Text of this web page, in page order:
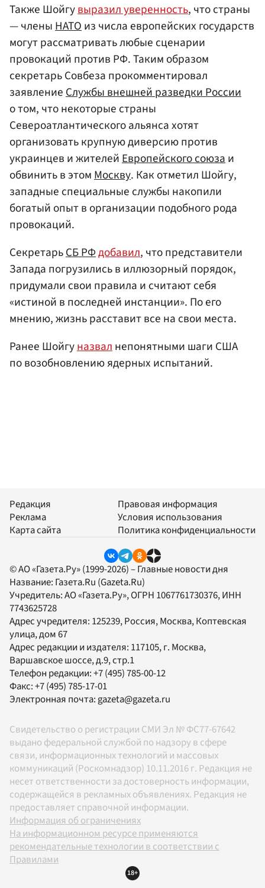
Также Шойгувыразил уверенность, что страны
— члены НАТО из числа европейских государств
могут рассматривать любые сценарии
провокаций против РФ. Таким образом
секретарь Совбеза прокомментировал
заявление Службы внешней разведки России
о том, что некоторые страны
Североатлантического альянса хотят
организовать крупную диверсию против
украинцев и жителей Европейского союза и
обвинить в этом Москву. Как отметил Шойгу,
западные специальные службы накопили
богатый опыт в организации подобного рода
провокаций.
СекретарьСБ РФдобавил, что представители
Запада погрузились в иллюзорный порядок,
придумали свои правила и считают себя
«истиной в последней инстанции». По его
мнению, жизнь расставит все на свои места.
Ранее Шойгуназвалнепонятными шаги США
по возобновлению ядерных испытаний.
Редакция
Реклама
Карта сайта
Правовая информация
Условия использования
Политика конфиденциальности
© АО «Газета.Ру» (1999-2026) – Главные новости дня
Название: Газета.Ru (Gazeta.Ru)
Учредитель:АО «Газета.Ру», ОГРН 1067761730376, ИНН
7743625728
Адрес учредителя: 125239, Россия, Москва, Коптевская
улица, дом 67
Адрес редакции и издателя: 117105, г. Москва,
Варшавское шоссе, д.9, стр.1
Телефон редакции:+7 (495) 785-00-12
Факс:+7 (495) 785-17-01
Электронная почта:gazeta@gazeta.ru
Свидетельство о регистрации СМИ Эл № ФС77-67642
выдано федеральной службой по надзору в сфере
связи, информационных технологий и массовых
коммуникаций (Роскомнадзор) 10.11.2016 г. Редакция не
несет ответственности за достоверность информации,
содержащейся в рекламных объявлениях. Редакция не
предоставляет справочной информации.
Информация об ограничениях
На информационном ресурсе применяются
рекомендательные технологии в соответствии с
Правилами
18+